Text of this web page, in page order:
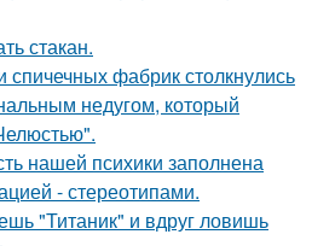
стакан.
спичечных фабрик столкнулись
недугом, который
нашей психики заполнена
- стереотипами.
"Титаник" и вдруг ловишь